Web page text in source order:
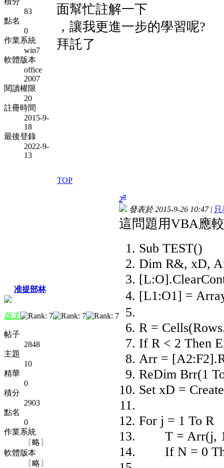
83
點名
0
作業系統
win7
軟體版本
office
2007
閱讀權限
20
註冊時間
2015-9-
18
最後登錄
2022-9-
13
面幫忙註解一下
，讓我更進一步的學習呢?
拜託了
TOP
准提部林
版主
帖子
2848
主題
10
精華
0
積分
2903
點名
0
作業系統
〔略〕
軟體版本
〔略〕
2#
發表於 2015-9-26 10:47|
這問題用VBA應
Sub TEST()
Dim R&, xD,
[L1:O1] =
R =
If R < 2 Then
Arr =
ReDim Brr(1
Set xD =
For j = 1 To R
T = Arr(j,
If N = 0